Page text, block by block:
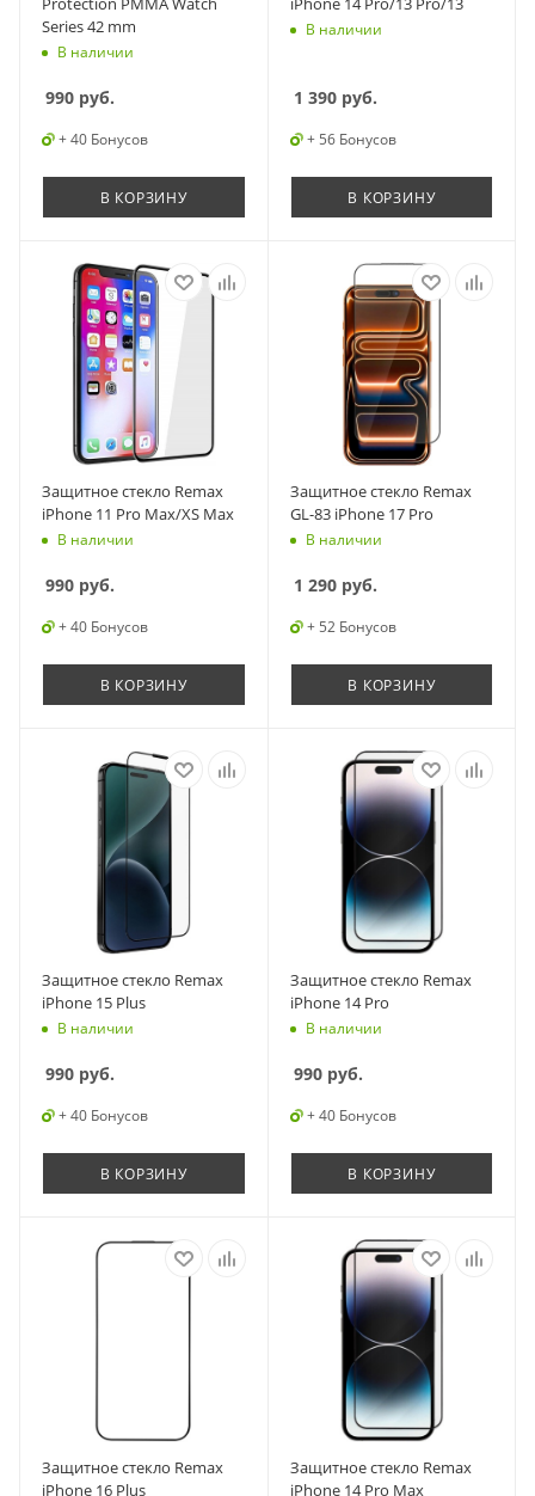
Series 42 mm
В наличии
990 руб.
+ 40 Бонусов
В КОРЗИНУ
В наличии
1 390руб.
+ 56 Бонусов
В КОРЗИНУ
Защитное стекло Remax
iPhone 11 Pro Max/XS Max
В наличии
990 руб.
+ 40 Бонусов
В КОРЗИНУ
Защитное стекло Remax
GL-83 iPhone 17 Pro
В наличии
1 290руб.
+ 52 Бонусов
В КОРЗИНУ
Защитное стекло Remax
iPhone 15 Plus
В наличии
990 руб.
+ 40 Бонусов
В КОРЗИНУ
Защитное стекло Remax
iPhone 14 Pro
В наличии
990руб.
+ 40 Бонусов
В КОРЗИНУ
Защитное стекло Remax
iPhone 16 Plus
Защитное стекло Remax
iPhone 14 Pro Max